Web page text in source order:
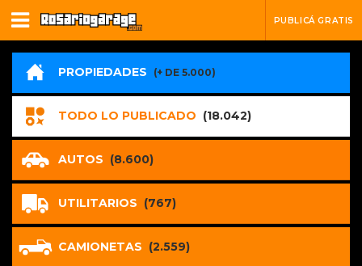
PUBLICÁ GRATIS
PROPIEDADES (+ DE 5.000)
TODO LO PUBLICADO (18.042)
AUTOS (8.600)
UTILITARIOS (767)
CAMIONETAS (2.559)